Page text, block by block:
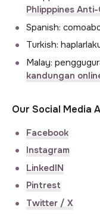
Phlipppines
Spanish:
Turkish:
Malay:
kandungan
Our Social Media
Facebook
Instagram
LinkedIN
Pintrest
Twitter / X